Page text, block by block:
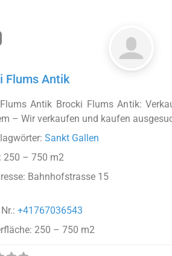
Flums Antik
Antik Brocki Flums Antik:
– Wir verkaufen und kaufen
Sankt Gallen
250 – 750 m2
Bahnhofstrasse 15
+41767036543
250 – 750 m2